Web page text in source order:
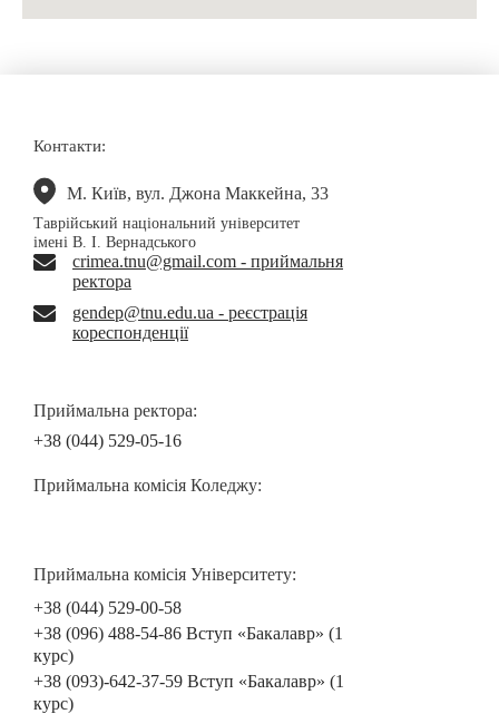
Контакти:
М. Київ, вул. Джона Маккейна, 33
Таврійський національний університет
імені В. І. Вернадського
crimea.tnu@gmail.com - приймальня
ректора
gendep@tnu.edu.ua - реєстрація
кореспонденції
Приймальна ректора:
+38 (044) 529-05-16
Приймальна комісія Коледжу:
Приймальна комісія Університету:
+38 (044) 529-00-58
+38 (096) 488-54-86 Вступ «Бакалавр» (1
курс)
+38 (093)-642-37-59 Вступ «Бакалавр» (1
курс)